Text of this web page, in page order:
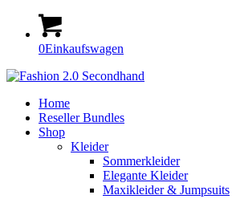
0Einkaufswagen
Home
Reseller Bundles
Shop
Kleider
Sommerkleider
Elegante Kleider
Maxikleider & Jumpsuits